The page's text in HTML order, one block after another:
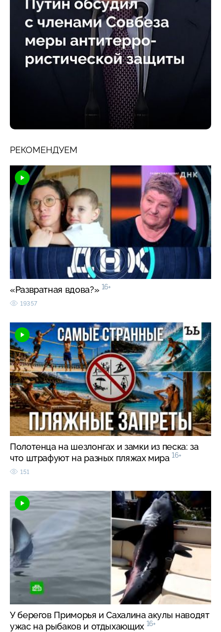
РЕКОМЕНДУЕМ
«Развратная вдова?» 16+
19357
Полотенца на шезлонгах и замки из песка: за
что штрафуют на разных пляжах мира 16+
151
У берегов Приморья и Сахалина акулы наводят
ужас на рыбаков и отдыхающих 16+